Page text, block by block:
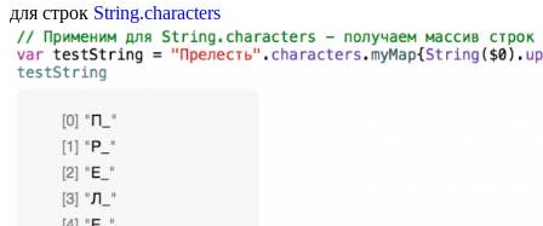
для строк String.characters